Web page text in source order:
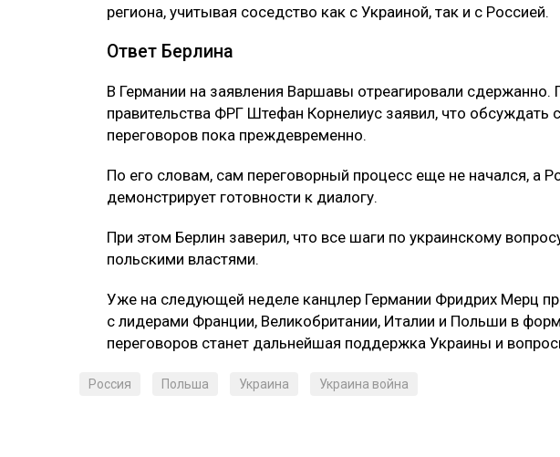
региона, учитывая соседство как с Украиной, так и с Россией.
Ответ Берлина
В Германии на заявления Варшавы отреагировали сдержанно.
правительства ФРГ Штефан Корнелиус заявил, что обсуждать
переговоров пока преждевременно.
По его словам, сам переговорный процесс еще не начался, а
демонстрирует готовности к диалогу.
При этом Берлин заверил, что все шаги по украинскому
польскими властями.
Уже на следующей неделе канцлер Германии Фридрих Мерц
с лидерами Франции, Великобритании, Италии и Польши в
переговоров станет дальнейшая поддержка Украины и
Россия Польша Украина Украина война